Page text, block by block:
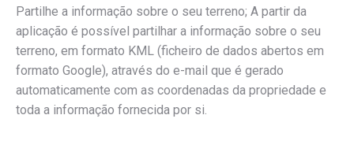
Partilhe a informação sobre o seu terreno; A partir da
aplicação é possível partilhar a informação sobre o seu
terreno, em formato KML (ficheiro de dados abertos em
formato Google), através do e-mail que é gerado
automaticamente com as coordenadas da propriedade e
toda a informação fornecida por si.